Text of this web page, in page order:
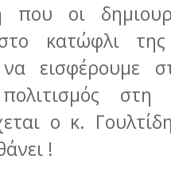
οι
στο κατώφλι
εισφέρουμε
ο κ.
!